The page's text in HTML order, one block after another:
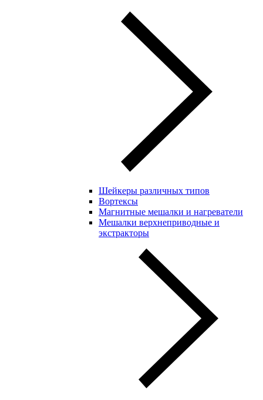
Шейкеры различных типов
Вортексы
Магнитные мешалки и нагреватели
Мешалки верхнеприводные и
экстракторы